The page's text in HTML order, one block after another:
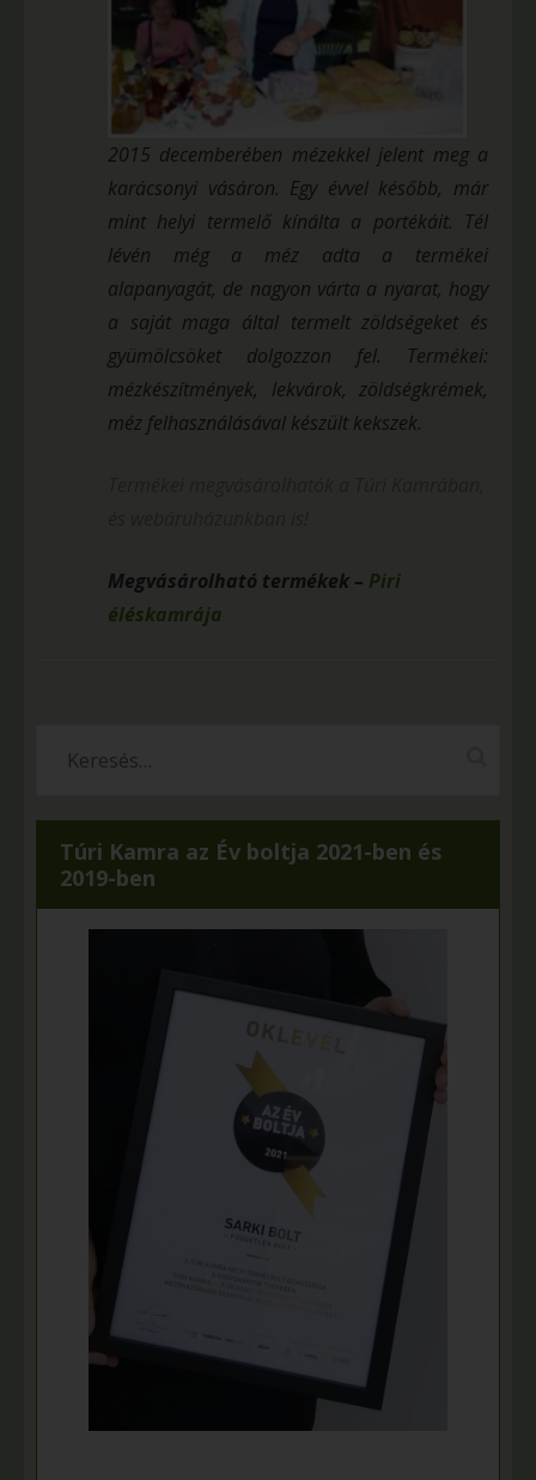
2015 decemberében mézekkel jelent meg a
karácsonyi vásáron. Egy évvel később, már
mint helyi termelő kínálta a portékáit. Tél
lévén még a méz adta a termékei
alapanyagát, de nagyon várta a nyarat, hogy
a saját maga által termelt zöldségeket és
gyümölcsöket dolgozzon fel. Termékei:
mézkészítmények, lekvárok, zöldségkrémek,
méz felhasználásával készült kekszek.
Megvásárolható termékek – Piri
éléskamrája
Túri Kamra az Év boltja 2021-ben és
2019-ben